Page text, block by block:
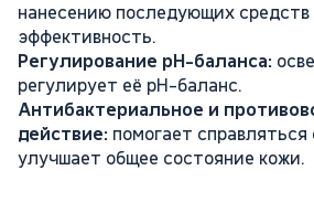
нанесению последующих средств
эффективность.
Регулирование pH-баланса:
регулирует её pH-баланс.
Антибактериальное и
действие: помогает
улучшает общее состояние кожи.